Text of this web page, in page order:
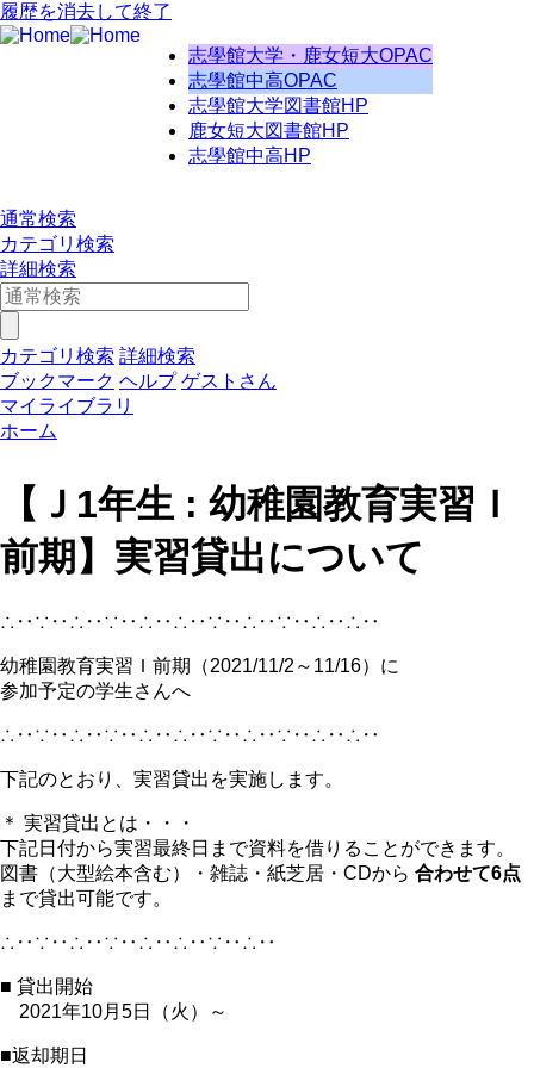
履歴を消去して終了
志學館大学・鹿女短大OPAC
志學館中高OPAC
志學館大学図書館HP
鹿女短大図書館HP
志學館中高HP
通常検索
カテゴリ検索
詳細検索
カテゴリ検索 詳細検索
ブックマーク ヘルプ ゲストさん
マイライブラリ
ホーム
【Ｊ1年生 : 幼稚園教育実習Ｉ
前期】実習貸出について
∴‥∵‥∴‥∵‥∴‥∴‥∵‥∴‥∵‥∴‥∴‥
幼稚園教育実習Ｉ前期（2021/11/2～11/16）に
参加予定の学生さんへ
∴‥∵‥∴‥∵‥∴‥∴‥∵‥∴‥∵‥∴‥∴‥
下記のとおり、実習貸出を実施します。
＊ 実習貸出とは・・・
下記日付から実習最終日まで資料を借りることができます。
図書（大型絵本含む）・雑誌・紙芝居・CDから 合わせて6点
まで貸出可能です。
∴‥∵‥∴‥∵‥∴‥∴‥∵‥∴‥
■ 貸出開始
2021年10月5日（火）～
■返却期日